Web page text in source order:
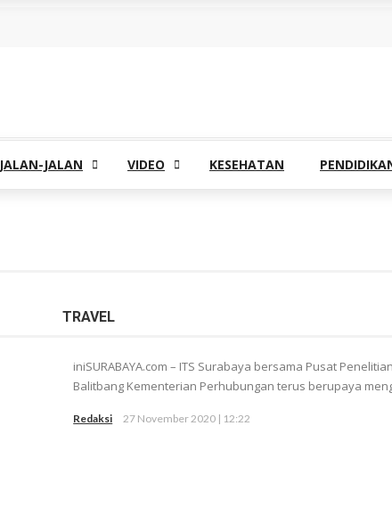
JALAN-JALAN VIDEO KESEHATAN
iniSURABAYA.com – ITS Surabaya bersama Pusat
Balitbang Kementerian Perhubungan terus berupaya
Redaksi 27 November 2020 | 12:22
TRAVEL